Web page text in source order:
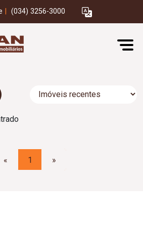
(034) 3256-3000
« 1 »